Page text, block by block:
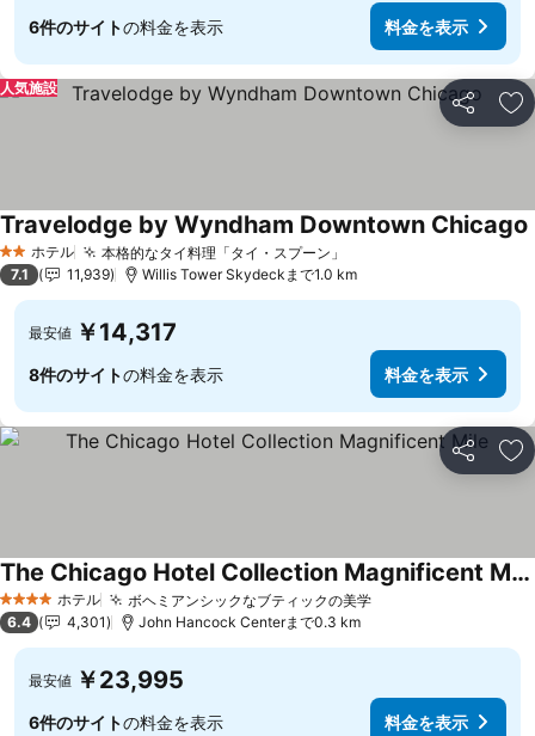
6件のサイトの料金を表示 料金を表示
シェア お
人気施設
2 ホテルのランク
ホテル 本格的なタイ料理「タイ・スプーン」
Travelodge by Wyndham Downtown Chicago
7.1 11,939 Willis Tower Skydeckまで1.0 km
最安値 ￥14,317
8件のサイトの料金を表示 料金を表示
シェア お
4 ホテルのランク
ホテル ボヘミアンシックなブティックの美学料金を表示
The Chicago Hotel Collection Magnificent Mile
料金を表示
6.4 4,301 John Hancock Centerまで0.3 km
最安値 ￥23,995
6件のサイトの料金を表示 料金を表示